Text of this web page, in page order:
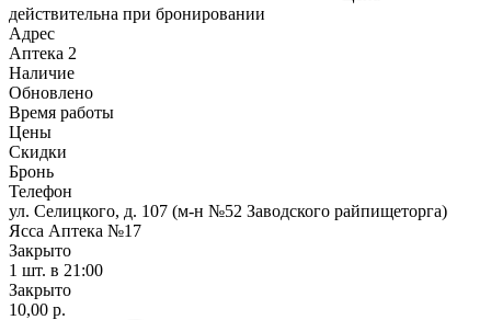
действительна при бронировании
Адрес
Аптека 2
Наличие
Обновлено
Время работы
Цены
Скидки
Бронь
Телефон
ул. Селицкого, д. 107 (м-н №52 Заводского райпищеторга)
Ясса Аптека №17
Закрыто
1 шт. в 21:00
Закрыто
10,00 р.